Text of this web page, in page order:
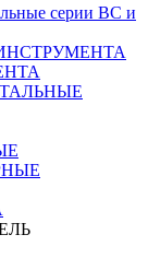
серии ВС и